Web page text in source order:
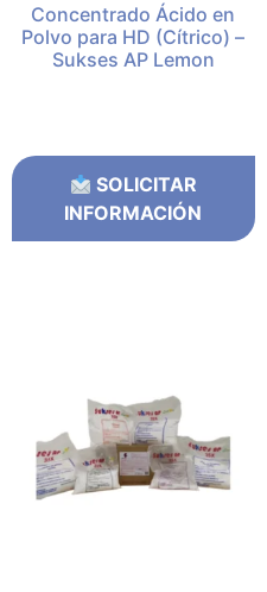
Concentrado Ácido en
Polvo para HD (Cítrico) –
Sukses AP Lemon
SOLICITAR
INFORMACIÓN